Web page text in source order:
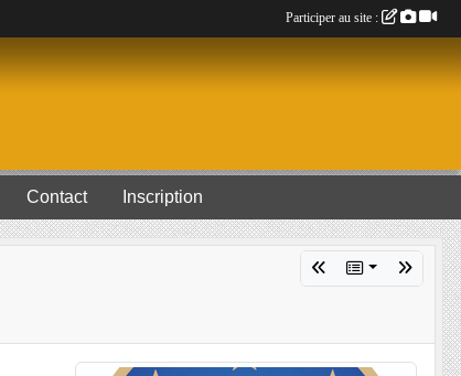
Contact Inscription
Participer au site :